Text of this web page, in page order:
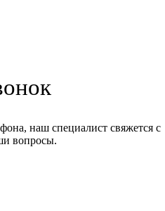
наш специалист свяжется с
вопросы.